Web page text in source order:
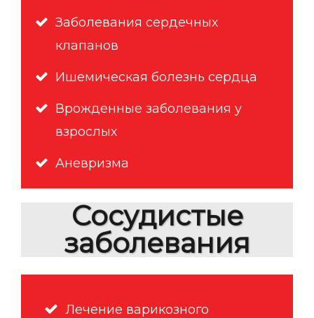
Заболевания сердечных
клапанов
Ишемическая болезнь сердца
Врожденные заболевания у
взрослых
Аневризма
Сосудистые
заболевания
Лечение варикозного